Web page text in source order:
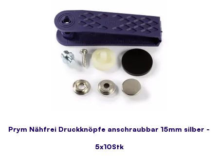
Prym Nähfrei Druckknöpfe anschraubbar 15mm silber -
5x10Stk